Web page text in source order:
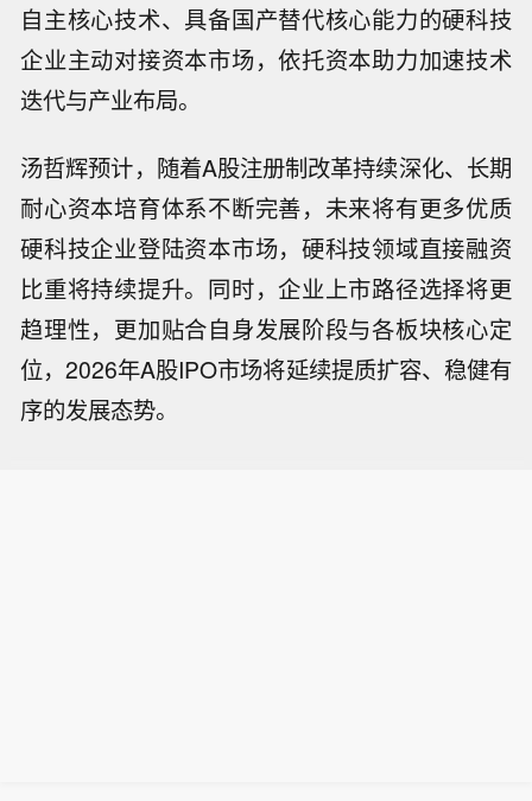
自主核心技术、具备国产替代核心能力的硬科技
企业主动对接资本市场，依托资本助力加速技术
迭代与产业布局。
汤哲辉预计，随着A股注册制改革持续深化、长期
耐心资本培育体系不断完善，未来将有更多优质
硬科技企业登陆资本市场，硬科技领域直接融资
比重将持续提升。同时，企业上市路径选择将更
趋理性，更加贴合自身发展阶段与各板块核心定
位，2026年A股IPO市场将延续提质扩容、稳健有
序的发展态势。